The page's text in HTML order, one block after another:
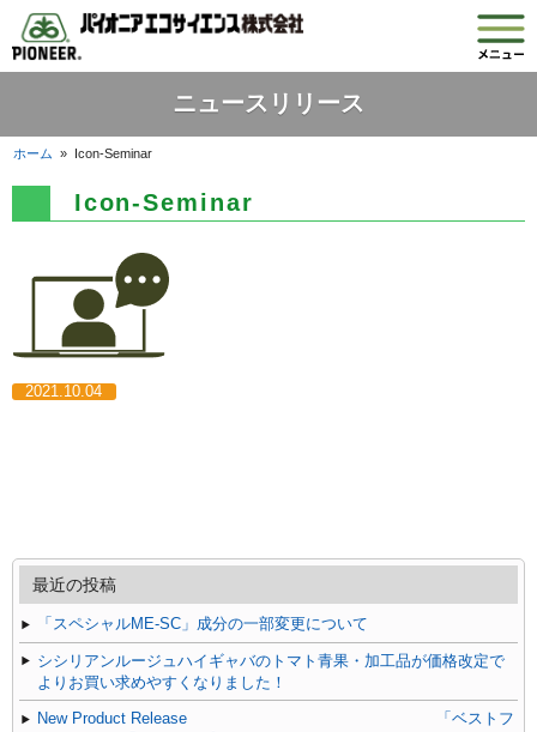
ニュースリリース
ホーム » Icon-Seminar
Icon-Seminar
2021.10.04
最近の投稿
「スペシャルME-SC」成分の一部変更について
シシリアンルージュハイギャバのトマト青果・加工品が価格改定で
よりお買い求めやすくなりました！
New Product Release 「ベストフ